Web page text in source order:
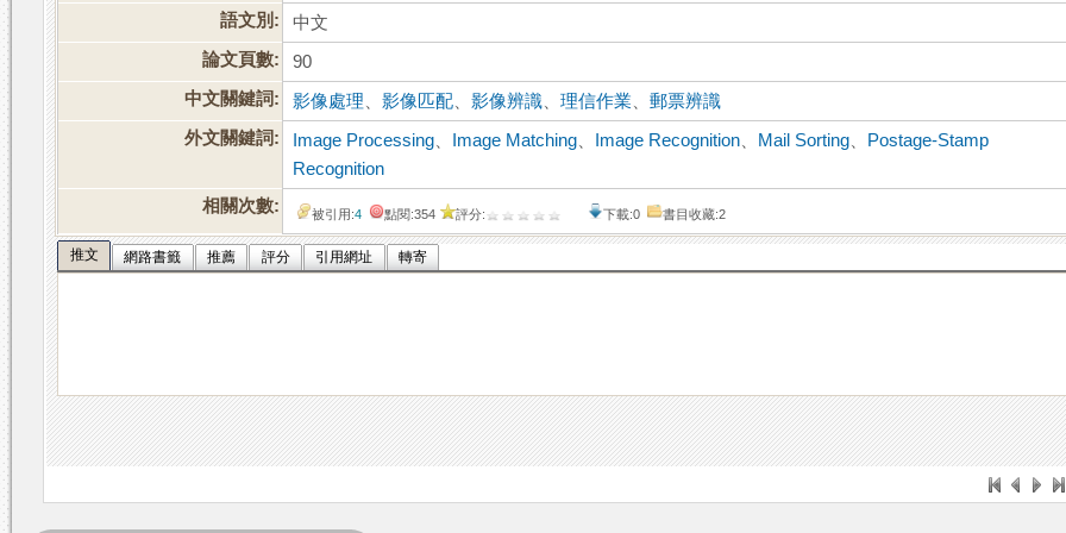
語文別:
中文
論文頁數:
90
中文關鍵詞:
影像處理 、影像匹配 、影像辨識 、理信作業 、郵票辨識
外文關鍵詞:
Image Processing Image Matching Image Recognition Mail Sorting
Postage-Stamp
Recognition
相關次數:
被引用:4 點閱:354 評分: 下載:0 書目收藏:2
推文 網路書籤 推薦 評分 引用網址 轉寄